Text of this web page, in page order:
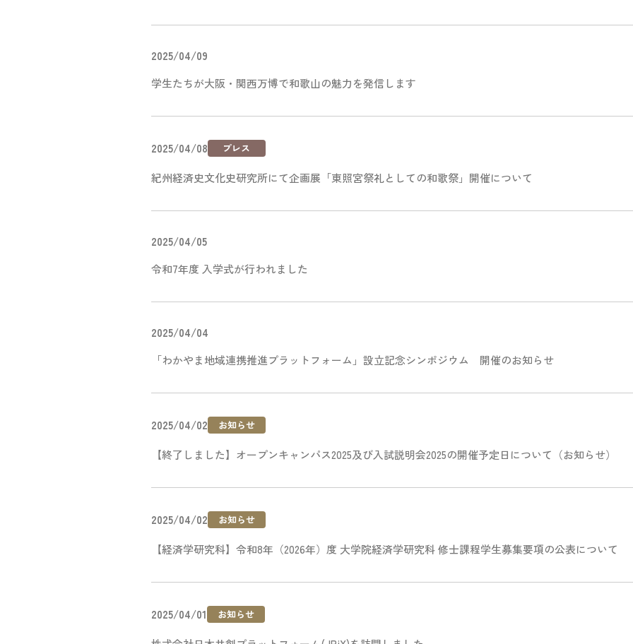
2025/04/09
学生たちが大阪・関西万博で和歌山の魅力を発信します
2025/04/08 プレス
紀州経済史文化史研究所にて企画展「東照宮祭礼としての和歌祭」開催について
2025/04/05
令和7年度 入学式が行われました
2025/04/04
「わかやま地域連携推進プラットフォーム」設立記念シンポジウム 開催のお知らせ
2025/04/02 お知らせ
【終了しました】オープンキャンパス2025及び入試説明会2025の開催予定日について（お知らせ）
2025/04/02 お知らせ
【経済学研究科】令和8年（2026年）度 大学院経済学研究科 修士課程学生募集要項の公表について
2025/04/01 お知らせ